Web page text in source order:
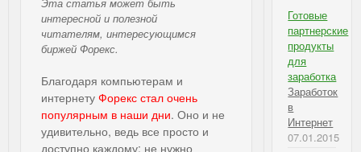
интересной и полезной
читателям, интересующимся
биржей Форекс.
Благодаря компьютерам и
интернету Форекс стал очень
популярным в наши дни. Оно и не
удивительно, ведь все просто и
доступно каждому: не нужно
Готовые
партнерские
продукты
для
заработка
Заработок
в
Интернет
07.01.2015